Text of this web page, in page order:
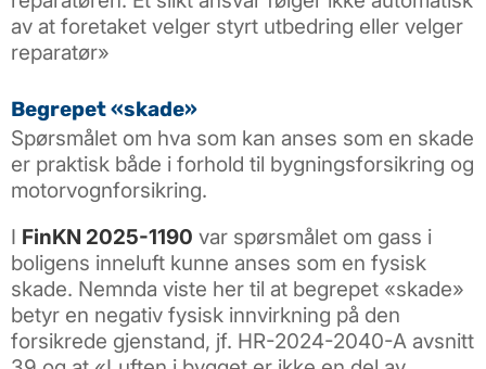
av at foretaket velger styrt utbedring eller velger
reparatør»
Begrepet «skade»
Spørsmålet om hva som kan anses som en skade
er praktisk både i forhold til bygningsforsikring og
motorvognforsikring.
I FinKN 2025-1190 var spørsmålet om gass i
boligens inneluft kunne anses som en fysisk
skade. Nemnda viste her til at begrepet «skade»
betyr en negativ fysisk innvirkning på den
forsikrede gjenstand, jf. HR-2024-2040-A avsnitt